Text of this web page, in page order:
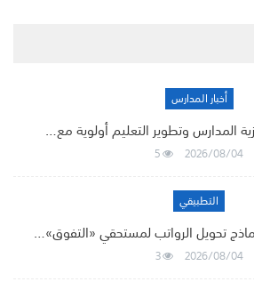
أخبار المدارس
المدارس وتطوير التعليم أولوية مع…
2026/08/04
5
التطبيقي
تحويل الرواتب لمستحقي «التفوق»…
2026/08/04
3